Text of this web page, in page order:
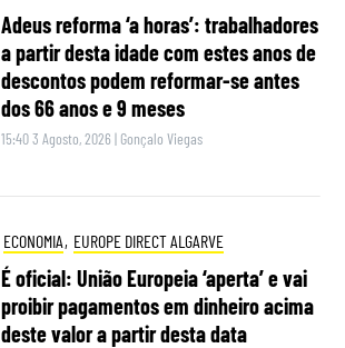
Adeus reforma ‘a horas’: trabalhadores
a partir desta idade com estes anos de
descontos podem reformar-se antes
dos 66 anos e 9 meses
15:40 3 Agosto, 2026 | Gonçalo Viegas
ECONOMIA, EUROPE DIRECT ALGARVE
É oficial: União Europeia ‘aperta’ e vai
proibir pagamentos em dinheiro acima
deste valor a partir desta data